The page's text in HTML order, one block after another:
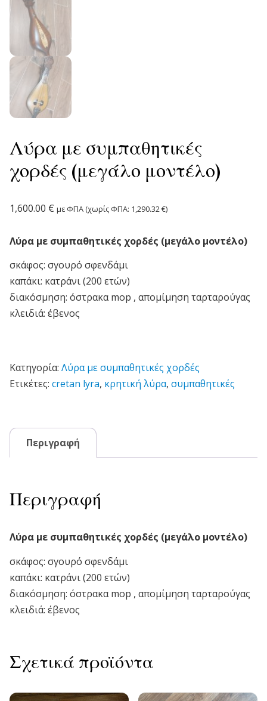
Λύρα με συμπαθητικές
χορδές (μεγάλο μοντέλο)
1,600.00 € με ΦΠΑ (χωρίς ΦΠΑ: 1,290.32€)
Λύρα με συμπαθητικές χορδές (μεγάλο μοντέλο)
σκάφος: σγουρό σφενδάμι
καπάκι: κατράνι (200 ετών)
διακόσμηση: όστρακα mop , απομίμηση ταρταρούγας
κλειδιά: έβενος
Κατηγορία: Λύρα με συμπαθητικές χορδές
Ετικέτες: cretan lyra, κρητική λύρα, συμπαθητικές
Περιγραφή
Περιγραφή
Λύρα με συμπαθητικές χορδές (μεγάλο μοντέλο)
σκάφος: σγουρό σφενδάμι
καπάκι: κατράνι (200 ετών)
διακόσμηση: όστρακα mop , απομίμηση ταρταρούγας
κλειδιά: έβενος
Σχετικά προϊόντα